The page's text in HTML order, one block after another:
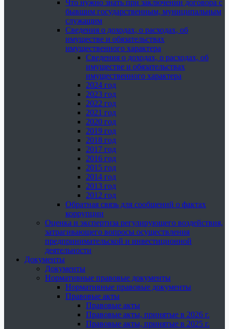
Что нужно знать при заключении договора с
бывшим государственным, муниципальным
служащим
Сведения о доходах, о расходах, об
имуществе и обязательствах
имущественного характера
Сведения о доходах, о расходах, об
имуществе и обязательствах
имущественного характера
2024 год
2023 год
2022 год
2021 год
2020 год
2019 год
2018 год
2017 год
2016 год
2015 год
2014 год
2013 год
2012 год
Обратная связь для сообщений о фактах
коррупции
Оценка и экспертиза регулирующего воздействия,
затрагивающего вопросы осуществления
предпринимательской и инвестиционной
деятельности
Документы
Документы
Нормативные правовые документы
Нормативные правовые документы
Правовые акты
Правовые акты
Правовые акты, принятые в 2026 г.
Правовые акты, принятые в 2025 г.